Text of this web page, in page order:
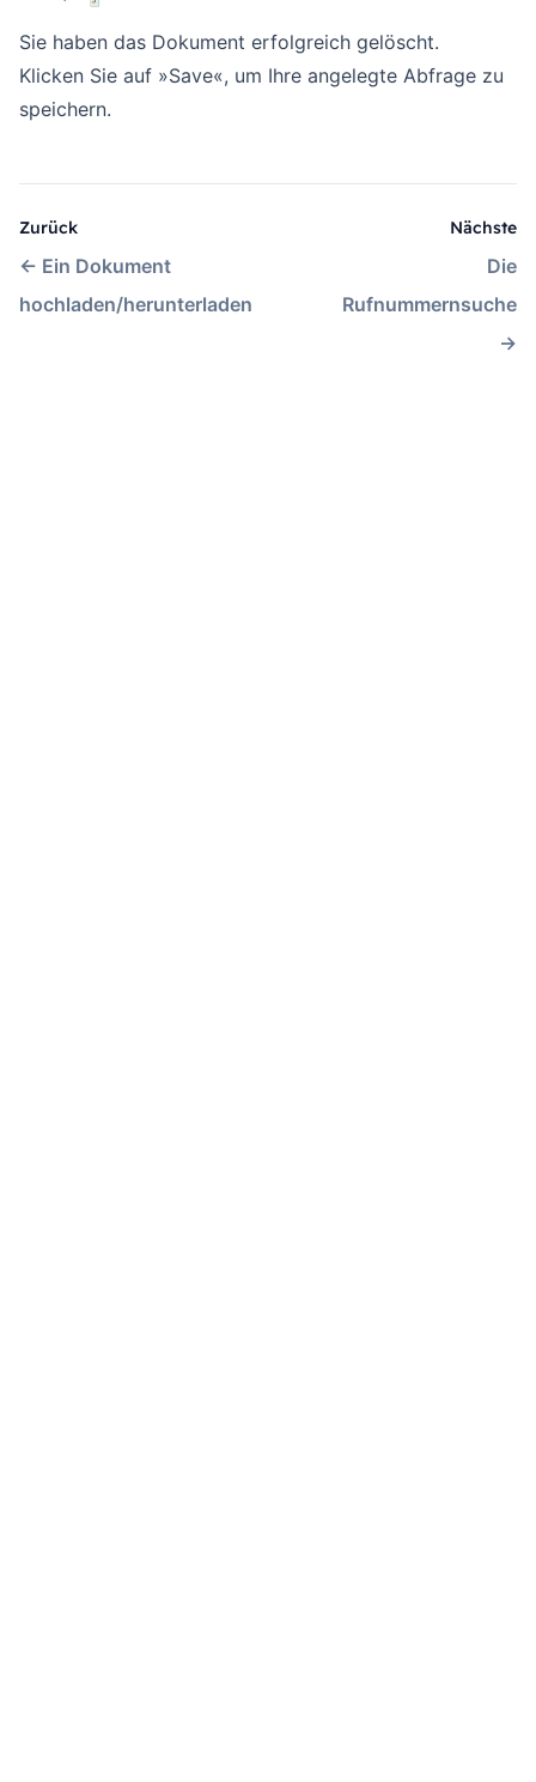
Sie haben das Dokument erfolgreich gelöscht.
Klicken Sie auf »Save«, um Ihre angelegte Abfrage zu
speichern.
Zurück
← Ein Dokument
hochladen/herunterladen
Nächste
Die
Rufnummernsuche
→